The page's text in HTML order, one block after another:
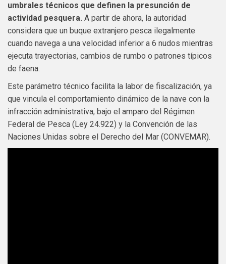
umbrales técnicos que definen la presunción de
actividad pesquera. A partir de ahora, la autoridad
considera que un buque extranjero pesca ilegalmente
cuando navega a una velocidad inferior a 6 nudos mientras
ejecuta trayectorias, cambios de rumbo o patrones típicos
de faena.
Este parámetro técnico facilita la labor de fiscalización, ya
que vincula el comportamiento dinámico de la nave con la
infracción administrativa, bajo el amparo del Régimen
Federal de Pesca (Ley 24.922) y la Convención de las
Naciones Unidas sobre el Derecho del Mar (CONVEMAR).